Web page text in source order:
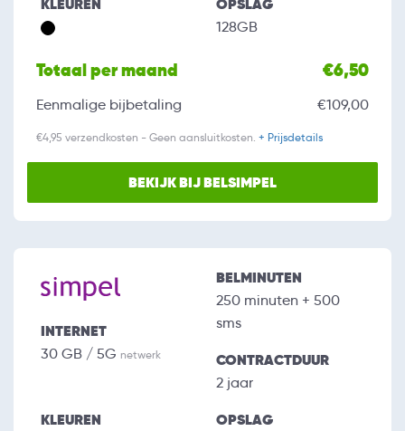
KLEUREN OPSLAG
128GB
Totaal per maand €6,50
Eenmalige bijbetaling €109,00
€4,95 verzendkosten - Geen aansluitkosten. + Prijsdetails
BEKIJK BIJ BELSIMPEL
INTERNET
30 GB / 5G netwerk
BELMINUTEN
250 minuten + 500
sms
CONTRACTDUUR
2 jaar
KLEUREN OPSLAG